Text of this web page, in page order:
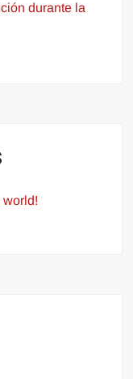
durante la
world!